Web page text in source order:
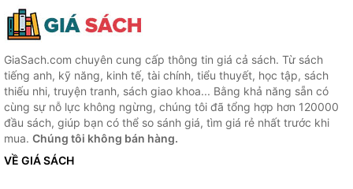
GiaSach.com chuyên cung cấp thông tin giá cả sách. Từ sách
tiếng anh, kỹ năng, kinh tế, tài chính, tiểu thuyết, học tập, sách
thiếu nhi, truyện tranh, sách giao khoa... Bằng khả năng sẵn có
cùng sự nỗ lực không ngừng, chúng tôi đã tổng hợp hơn 120000
đầu sách, giúp bạn có thể so sánh giá, tìm giá rẻ nhất trước khi
mua. Chúng tôi không bán hàng.
VỀ GIÁ SÁCH